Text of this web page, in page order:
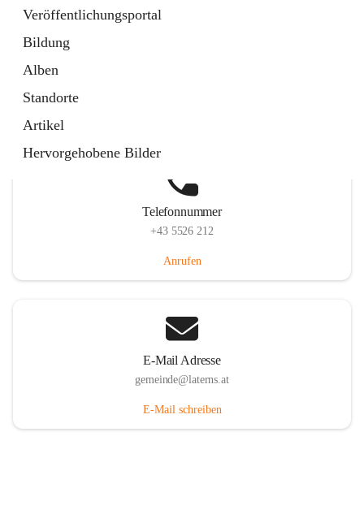
Veröffentlichungsportal
Bildung
Alben
Standorte
Artikel
Hervorgehobene Bilder
Telefonnummer
+43 5526 212
Anrufen
E-Mail Adresse
gemeinde@laterns.at
E-Mail schreiben